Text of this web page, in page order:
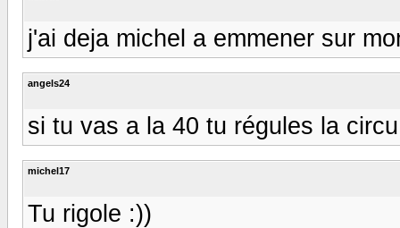
j'ai deja michel a emmener sur
angels24
si tu vas a la 40 tu régules la
michel17
Tu rigole :))